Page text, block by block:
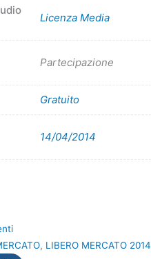
Licenza Media
Partecipazione
Gratuito
14/04/2014
, LIBERO MERCATO 2014